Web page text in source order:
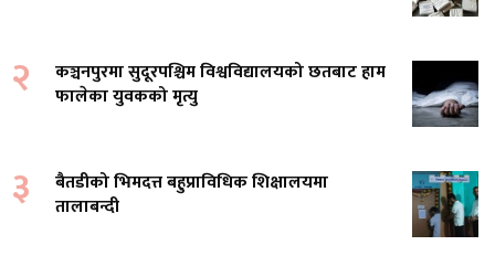
२
कञ्चनपुरमा सुदूरपश्चिम विश्वविद्यालयको छतबाट हाम
फालेका युवकको मृत्यु
३
बैतडीको भिमदत्त बहुप्राविधिक शिक्षालयमा
तालाबन्दी